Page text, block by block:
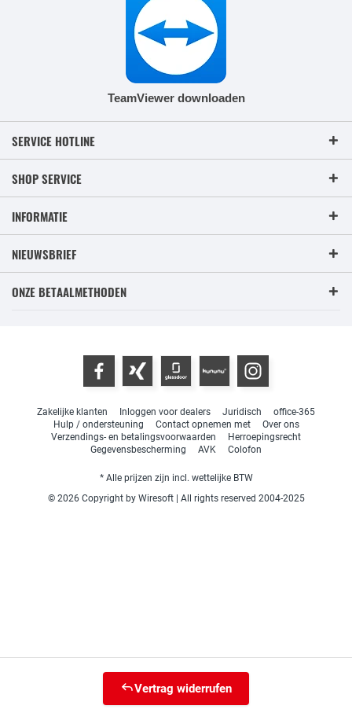
TeamViewer downloaden
SERVICE HOTLINE
SHOP SERVICE
INFORMATIE
NIEUWSBRIEF
ONZE BETAALMETHODEN
Zakelijke klanten Inloggen voor dealers Juridisch
office-365
Hulp / ondersteuning
Contact opnemen met
Over ons
Verzendings- en betalingsvoorwaarden
Herroepingsrecht
Gegevensbescherming
AVK Colofon
* Alle prijzen zijn incl. wettelijke BTW
© 2026 Copyright by Wiresoft | All rights reserved 2004-2025
Vertrag widerrufen